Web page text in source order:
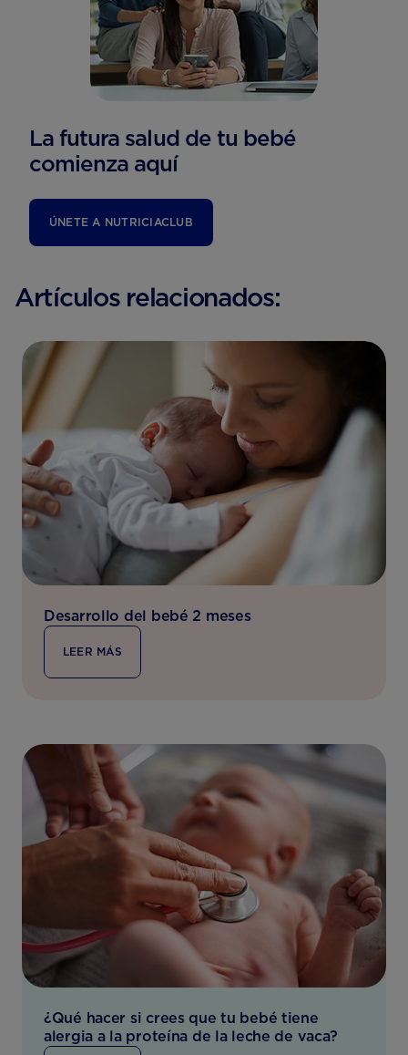
La futura salud de tu bebé
comienza aquí
ÚNETE A NUTRICIACLUB
Artículos relacionados:
Desarrollo del bebé 2 meses
LEER MÁS
¿Qué hacer si crees que tu bebé tiene
alergia a la proteína de la leche de vaca?